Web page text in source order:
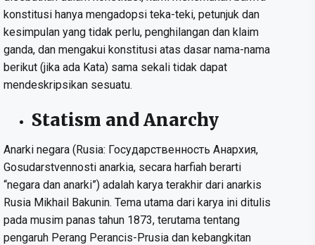
konstitusi hanya mengadopsi teka-teki, petunjuk dan
kesimpulan yang tidak perlu, penghilangan dan klaim
ganda, dan mengakui konstitusi atas dasar nama-nama
berikut (jika ada Kata) sama sekali tidak dapat
mendeskripsikan sesuatu.
Statism and Anarchy
Anarki negara (Rusia: Государственность Анархия,
Gosudarstvennosti anarkia, secara harfiah berarti
“negara dan anarki”) adalah karya terakhir dari anarkis
Rusia Mikhail Bakunin. Tema utama dari karya ini ditulis
pada musim panas tahun 1873, terutama tentang
pengaruh Perang Perancis-Prusia dan kebangkitan